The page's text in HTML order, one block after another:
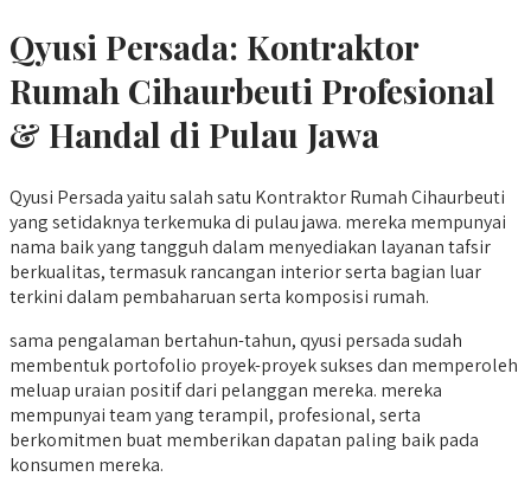
Qyusi Persada: Kontraktor
Rumah Cihaurbeuti Profesional
& Handal di Pulau Jawa
Qyusi Persada yaitu salah satu Kontraktor Rumah Cihaurbeuti
yang setidaknya terkemuka di pulau jawa. mereka mempunyai
nama baik yang tangguh dalam menyediakan layanan tafsir
berkualitas, termasuk rancangan interior serta bagian luar
terkini dalam pembaharuan serta komposisi rumah.
sama pengalaman bertahun-tahun, qyusi persada sudah
membentuk portofolio proyek-proyek sukses dan memperoleh
meluap uraian positif dari pelanggan mereka. mereka
mempunyai team yang terampil, profesional, serta
berkomitmen buat memberikan dapatan paling baik pada
konsumen mereka.